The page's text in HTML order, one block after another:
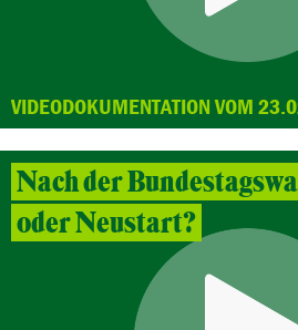
VIDEODOKUMENTATION VOM
Nach der
oder Neustart?